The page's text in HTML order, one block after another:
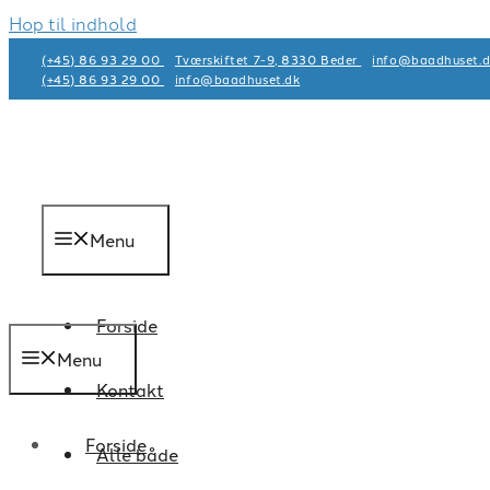
Hop til indhold
(+45) 86 93 29 00 Tværskiftet 7-9, 8330 Beder
(+45) 86 93 29 00
info@baadhuset.dk​
Menu
Forside
Kontakt
Alle både
Menu
Forside